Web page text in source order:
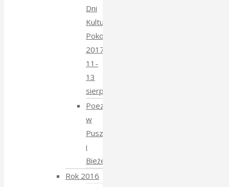
Dni
Kultury
Pokoju
2017
11-
13
sierpnia
Poezja
w
Puszczy
i
Bieżeństwo
Rok 2016